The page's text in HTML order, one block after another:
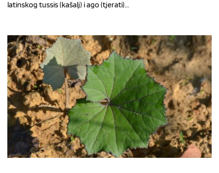
latinskog tussis (kašalj) i ago (tjerati)...